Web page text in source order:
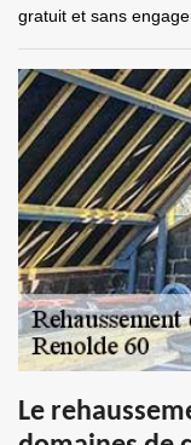
gratuit et sans
Le